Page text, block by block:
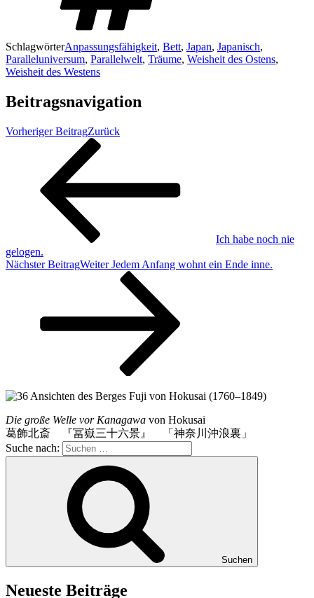
SchlagwörterAnpassungsfähigkeit, Bett, Japan, Japanisch,
Paralleluniversum, Parallelwelt, Träume, Weisheit des Ostens,
Weisheit des Westens
Beitragsnavigation
Vorheriger BeitragZurück
Ich habe noch nie
gelogen.
Nächster BeitragWeiter Jedem Anfang wohnt ein Ende inne.
Die große Welle vor Kanagawa von Hokusai
葛飾北斎 『冨嶽三十六景』 「神奈川沖浪裏」
Suche nach:
Suchen
Neueste Beiträge